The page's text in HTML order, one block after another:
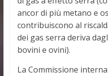
ancor di più metano e
contribuiscono al
dei gas serra deriva
bovini e ovini).
La Commissione